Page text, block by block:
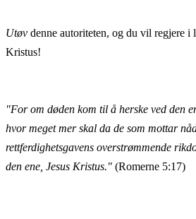
Utøv denne autoriteten, og du vil regjere i
Kristus!
"For om døden kom til å herske ved den
hvor meget mer skal da de som mottar
rettferdighetsgavens overstrømmende
den ene, Jesus Kristus." (Romerne 5:17)